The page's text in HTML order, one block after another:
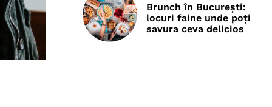
Brunch în București:
locuri faine unde poţi
savura ceva delicios